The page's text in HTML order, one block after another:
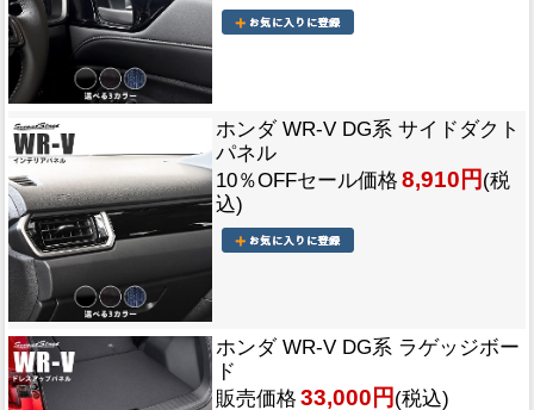
ホンダ WR-V DG系 サイドダクト
パネル
10％OFFセール価格 8,910円 (税
込)
ホンダ WR-V DG系 ラゲッジボー
ド
販売価格 33,000円 (税込)